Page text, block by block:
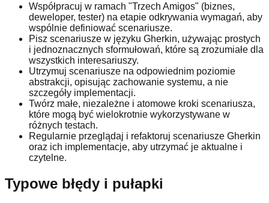
Współpracuj w ramach "Trzech Amigos" (biznes,
deweloper, tester) na etapie odkrywania wymagań, aby
wspólnie definiować scenariusze.
Pisz scenariusze w języku Gherkin, używając prostych
i jednoznacznych sformułowań, które są zrozumiałe dla
wszystkich interesariuszy.
Utrzymuj scenariusze na odpowiednim poziomie
abstrakcji, opisując zachowanie systemu, a nie
szczegóły implementacji.
Twórz małe, niezależne i atomowe kroki scenariusza,
które mogą być wielokrotnie wykorzystywane w
różnych testach.
Regularnie przeglądaj i refaktoruj scenariusze Gherkin
oraz ich implementacje, aby utrzymać je aktualne i
czytelne.
Typowe błędy i pułapki